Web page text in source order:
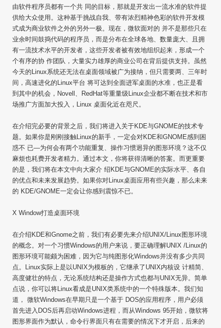
由软件程序员都有一个共 同的目标，那就是开发出一流水准的软件提
供给大众使用。这种基于挑战自我、带有浓烈精神色彩的软件开发模
式成为商业软件之外的另外一极。现在，微软面对的 并不是那些只在
业余时间鼓捣代码的程序员，而是分布在全球各地、数量庞大、且拥
有一流技术水平的开发者，这些开发者被有效地组织起来，形成一个
个有序的协 作团队，大量实力雄厚的商业公司在背后提供支持。虽然
今天的Linux系统还无法在桌面领域被广为接纳，但只需要两、三年时
间，高速进化的Linux平台 将可达到全面进军桌面的水准，也正是看
到其中的机会，Novell、RedHat等重量级Linux企业都不断在技术和市
场推广方面加大投入，Linux 桌面化近在咫尺。
在介绍完必要的背景之后，我们将进入关于KDE与GNOME的技术专
题。如果你是刚刚接触Linux的新手，一定会对KDE和GNOME感到困
惑不 已—为何会有两个功能重复、操作习惯迥异的图形环境？这不仅
麻烦也耗费开发者精力。通过本文，你将获得清晰的答案。而更重要
的是，我们将在本文中向大家介 绍KDE与GNOME的实际水平、各自
的优点和未来发展趋势。如果你对Linux桌面应用有些兴趣，那么未来
的 KDE/GNOME一定会让你感到震惊不已。
X Window打造桌面环境
在介绍KDE和Gnome之前，我们有必要先来介绍UNIX/Linux图形环境
的概念。对一个习惯Windows的用户来说，要正确理解UNIX /Linux的
图形环境可能颇为困难，因为它与纯图形化Windows并没有多少共同
点。Linux实际上是以UNIX为模板的，它继承了UNIX内核设 计精简、
高度健壮的特点，无论系统结构还是操作方式也都与UNIX无异。简单
点说，你可以将Linux看成是UNIX类系统中的一个特殊版本。我们知
道， 微软Windows在早期只是一个基于 DOS的应用程序，用户必须
首先进入DOS后再启动Windows进程，而从Windows 95开始，微软将
图形界面作为默认，命令行界面只有在需要的情况下才开启，后来的